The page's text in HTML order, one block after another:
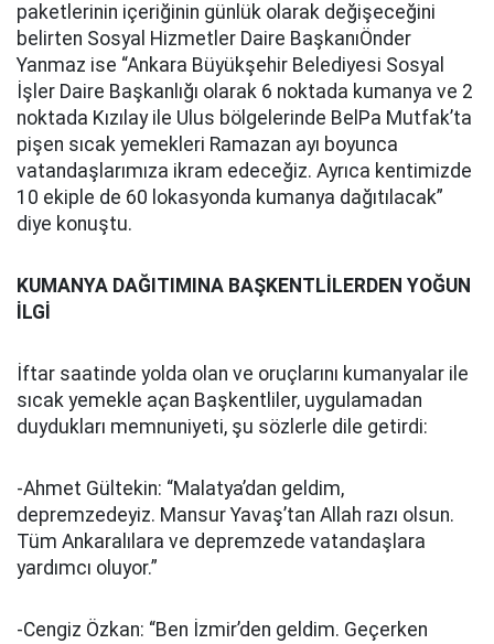
paketlerinin içeriğinin günlük olarak değişeceğini
belirten Sosyal Hizmetler Daire BaşkanıÖnder
Yanmaz ise “Ankara Büyükşehir Belediyesi Sosyal
İşler Daire Başkanlığı olarak 6 noktada kumanya ve 2
noktada Kızılay ile Ulus bölgelerinde BelPa Mutfak’ta
pişen sıcak yemekleri Ramazan ayı boyunca
vatandaşlarımıza ikram edeceğiz. Ayrıca kentimizde
10 ekiple de 60 lokasyonda kumanya dağıtılacak”
diye konuştu.
KUMANYA DAĞITIMINA BAŞKENTLİLERDEN YOĞUN
İLGİ
İftar saatinde yolda olan ve oruçlarını kumanyalar ile
sıcak yemekle açan Başkentliler, uygulamadan
duydukları memnuniyeti, şu sözlerle dile getirdi:
-Ahmet Gültekin: “Malatya’dan geldim,
depremzedeyiz. Mansur Yavaş’tan Allah razı olsun.
Tüm Ankaralılara ve depremzede vatandaşlara
yardımcı oluyor.”
-Cengiz Özkan: “Ben İzmir’den geldim. Geçerken